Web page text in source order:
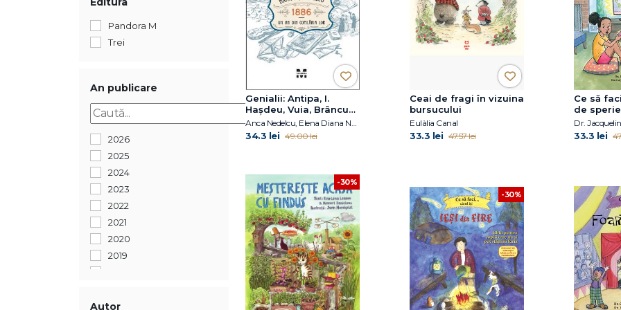
Pandora M
Trei
An publicare
2026
2025
2024
2023
2022
2021
2020
2019
2016
Autor
Genialii: Antipa, I.
Hașdeu, Vuia, Brâncuși,
Enescu. 1886 – Un an
din copilăria lor
Anca Nedelcu, Elena Diana Nedelcu
34.3 lei 49.00 lei
Ceai de fragi în vizuina
bursucului
Eulàlia Canal
33.3 lei 47.57 lei
Ce să
de
pentru
să
Dr.
33.3 lei
-30%
-30%